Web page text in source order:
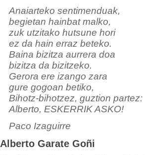
Anaiarteko sentimenduak,
begietan hainbat malko,
zuk utzitako hutsune hori
ez da hain erraz beteko.
Baina bizitza aurrera doa
bizitza da bizitzeko.
Gerora ere izango zara
gure gogoan betiko,
Bihotz-bihotzez, guztion partez:
Alberto, ESKERRIK ASKO!
Paco Izaguirre
Alberto Garate Goñi